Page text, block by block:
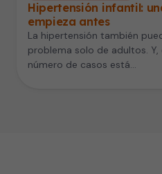
Hipertensión infantil:
empieza antes
La hipertensión también
problema solo de adultos.
número de casos está…